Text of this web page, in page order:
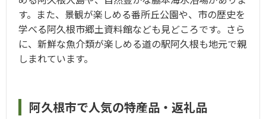
す。また、景観が楽しめる番所丘公園や、市の歴史を
学べる阿久根市郷土資料館なども見どころです。さら
に、新鮮な魚介類が楽しめる道の駅阿久根も地元で親
しまれています。
阿久根市で人気の特産品・返礼品